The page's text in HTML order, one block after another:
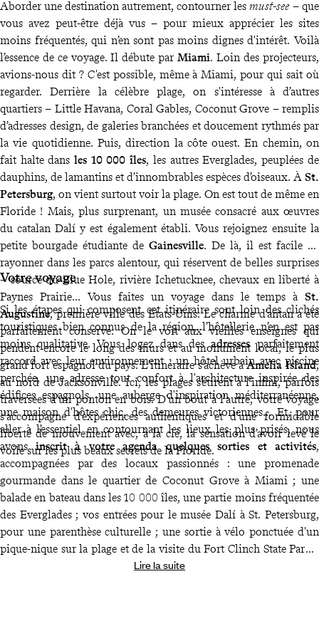
Aborder une destination autrement, contourner les must-see– que
vous avez peut-être déjà vus – pour mieux apprécier les sites
moins fréquentés, qui n’en sont pas moins dignes d'intérêt. Voilà
l’essence de ce voyage. Il débute par Miami. Loin des projecteurs,
avions-nous dit ? C'est possible, même à Miami, pour qui sait où
regarder. Derrière la célèbre plage, on s'intéresse à d’autres
quartiers – Little Havana, Coral Gables, Coconut Grove – remplis
d’adresses design, de galeries branchées et doucement rythmés par
la vie quotidienne. Puis, direction la côte ouest. En chemin, on
fait halte dans les 10 000 îles, les autres Everglades, peuplées de
dauphins, de lamantins et d’innombrables espèces d’oiseaux. À St.
Petersburg, on vient surtout voir la plage. On est tout de même en
Floride ! Mais, plus surprenant, un musée consacré aux œuvres
du catalan Dalí y est également établi. Vous rejoignez ensuite la
petite bourgade étudiante de Gainesville. De là, il est facile de
rayonner dans les parcs alentour, qui réservent de belles surprises
– source du Blue Hole, rivière Ichetucknee, chevaux en liberté à
Paynes Prairie... Vous faites un voyage dans le temps à St.
Augustine, première ville des États-Unis. Le charme d’antan a été
parfaitement conservé. On le voit aux vieilles enseignes qui
pendent encore le long des murs et au monument local, le plus
grand fort espagnol du pays. L’itinéraire s’achève àAmelia Island,
au nord de Jacksonville. Ici, les plages s’étirent à l’infini, parfois
traversées d’un ponton en bois. D'un bout à l'autre, votre voyage
s'accompagne d'expériences authentiques et d'une formidable
liberté de mouvement avec, à la clé, la sensation d’avoir levé le
voile sur les plus beaux secrets de la Floride.
Votre voyage
Si les étapes qui composent cet itinéraire sont loin des clichés
touristiques bien connus de la région, l’hôtellerie n’en est pas
moins qualitative. Vous logez dans desadressesparfaitement
raccord avec leur environnement : un hôtel urbain avec piscine
perchée, une adresse tout confort à l'architecture inspirée des
édifices espagnols, une auberge d'inspiration méditerranéenne,
une maison d'hôtes chic, des demeures victoriennes... Et, pour
aller à l’essentiel en contournant les lieux les plus prisés, nous
avonsinscrit à votre agenda quelques sorties et activités,
accompagnées par des locaux passionnés : une promenade
gourmande dans le quartier de Coconut Grove à Miami ; une
balade en bateau dans les 10 000 îles, une partie moins fréquentée
des Everglades ; vos entrées pour le musée Dalí à St. Petersburg,
pour une parenthèse culturelle ; une sortie à vélo ponctuée d'un
pique-nique sur la plage et de la visite du Fort Clinch State Park à
Amelia Island. En plus de cela, vous disposez tout au long du
Lire la suite